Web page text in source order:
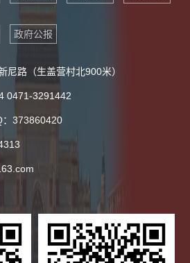
政府公报
尼路（生盖营村北900米）
0471-3291442
373860420